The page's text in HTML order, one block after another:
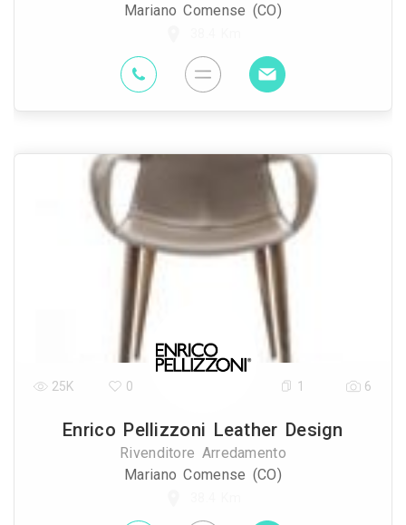
Mariano Comense (CO)
Enrico Pellizzoni Leather Design
Rivenditore Arredamento
Mariano Comense (CO)
25K 0 1 6